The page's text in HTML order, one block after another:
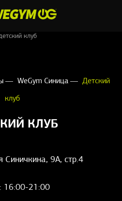
WeGym Синица Детский
клуб
КЛУБ
Синичкина, 9А, стр.4
16:00-21:00